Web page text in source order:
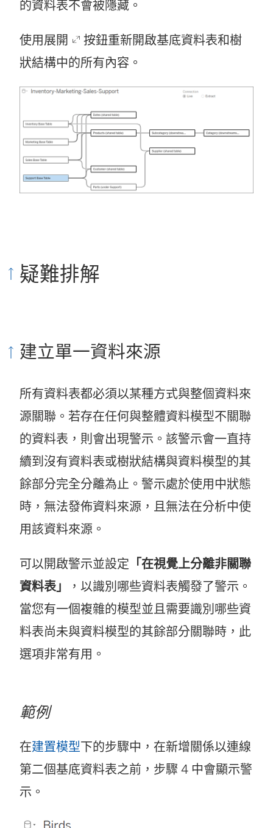
的資料表不會被隱藏。
使用展開
按鈕重新開啟基底資料表和樹
狀結構中的所有內容。
疑難排解
建立單一資料來源
所有資料表都必須以某種方式與整個資料來
源關聯。若存在任何與整體資料模型不關聯
的資料表，則會出現警示。該警示會一直持
續到沒有資料表或樹狀結構與資料模型的其
餘部分完全分離為止。警示處於使用中狀態
時，無法發佈資料來源，且無法在分析中使
用該資料來源。
可以開啟警示並設定 「在視覺上分離非關聯
資料表」
，以識別哪些資料表觸發了警示。
當您有一個複雜的模型並且需要識別哪些資
料表尚未與資料模型的其餘部分關聯時，此
選項非常有用。
範例
在建置模型下的步驟中，在新增關係以連線
第二個基底資料表之前，步驟 4 中會顯示警
示。